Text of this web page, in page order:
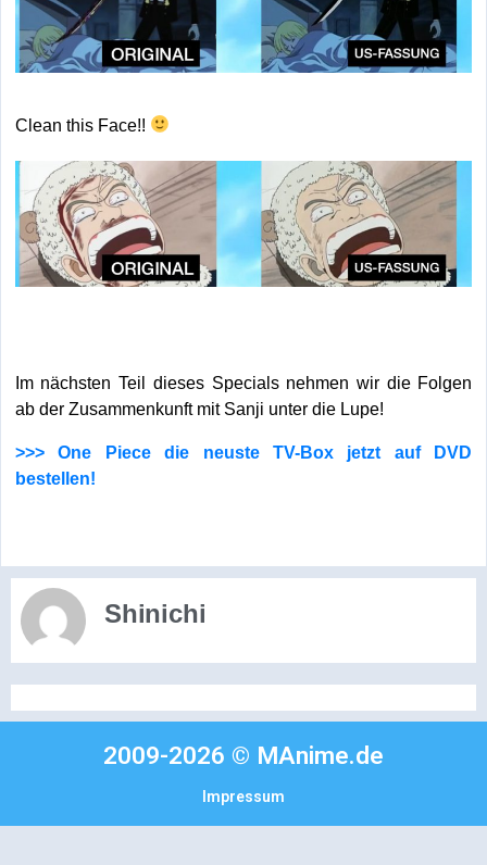
Clean this Face!!
Im nächsten Teil dieses Specials nehmen wir die Folgen
ab der Zusammenkunft mit Sanji unter die Lupe!
>>> One Piece die neuste TV-Box jetzt auf DVD
bestellen!
Shinichi
2009-2026 © MAnime.de
Impressum